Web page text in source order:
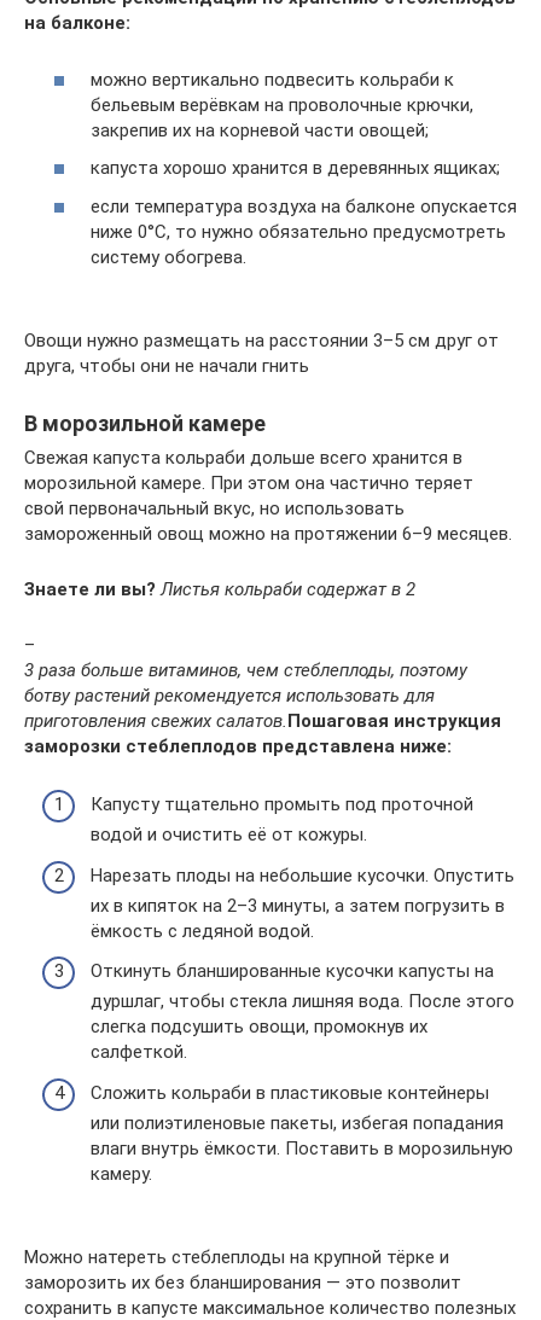
на балконе:
можно вертикально подвесить кольраби к
бельевым верёвкам на проволочные крючки,
закрепив их на корневой части овощей;
капуста хорошо хранится в деревянных ящиках;
если температура воздуха на балконе опускается
ниже 0°С, то нужно обязательно предусмотреть
систему обогрева.
Овощи нужно размещать на расстоянии 3–5 см друг от
друга, чтобы они не начали гнить
В морозильной камере
Свежая капуста кольраби дольше всего хранится в
морозильной камере. При этом она частично теряет
свой первоначальный вкус, но использовать
замороженный овощ можно на протяжении 6–9 месяцев.
Знаете ли вы? Листья кольраби содержат в 2
–
3 раза больше витаминов, чем стеблеплоды, поэтому
ботву растений рекомендуется использовать для
приготовления свежих салатов.Пошаговая инструкция
заморозки стеблеплодов представлена ниже:
Капусту тщательно промыть под проточной
водой и очистить её от кожуры.
Нарезать плоды на небольшие кусочки. Опустить
их в кипяток на 2–3 минуты, а затем погрузить в
ёмкость с ледяной водой.
Откинуть бланшированные кусочки капусты на
дуршлаг, чтобы стекла лишняя вода. После этого
слегка подсушить овощи, промокнув их
салфеткой.
Сложить кольраби в пластиковые контейнеры
или полиэтиленовые пакеты, избегая попадания
влаги внутрь ёмкости. Поставить в морозильную
камеру.
Можно натереть стеблеплоды на крупной тёрке и
заморозить их без бланширования — это позволит
сохранить в капусте максимальное количество полезных